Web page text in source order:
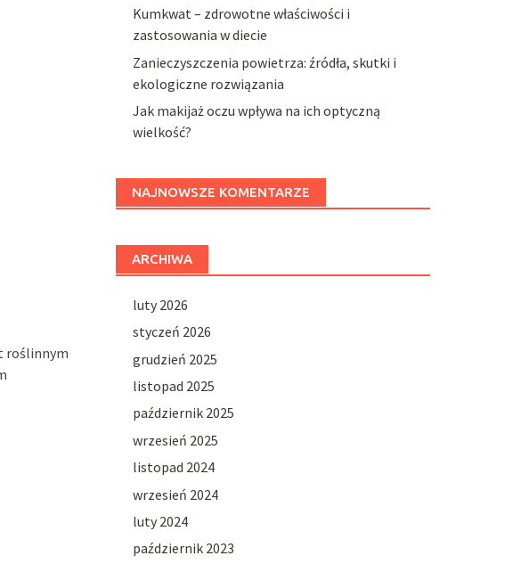
roślinnym
Kumkwat – zdrowotne właściwości i
zastosowania w diecie
Zanieczyszczenia powietrza: źródła, skutki i
ekologiczne rozwiązania
Jak makijaż oczu wpływa na ich optyczną
wielkość?
NAJNOWSZE KOMENTARZE
ARCHIWA
luty 2026
styczeń 2026
grudzień 2025
listopad 2025
październik 2025
wrzesień 2025
listopad 2024
wrzesień 2024
luty 2024
październik 2023